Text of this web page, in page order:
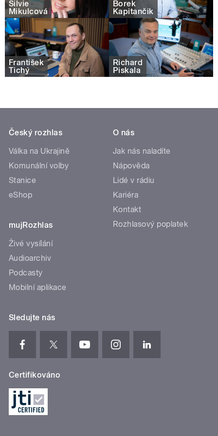
Silvie
Mikulcová
Borek
Kapitančik
František
Tichý
Richard
Piskala
Český rozhlas
Válka na Ukrajině
Komunální volby
Stanice
eShop
mujRozhlas
Živé vysílání
Audioarchiv
Podcasty
Mobilní aplikace
O nás
Jak nás naladíte
Nápověda
Lidé v rádiu
Kariéra
Kontakt
Rozhlasový poplatek
Sledujte nás
Certifikováno